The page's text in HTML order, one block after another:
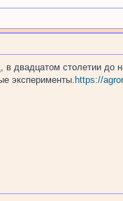
двадцатом столетии до
эксперименты. https://